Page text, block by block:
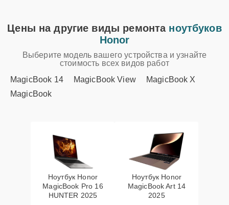
Цены на другие виды ремонта ноутбуков
Honor
Выберите модель вашего устройства и узнайте
стоимость всех видов работ
MagicBook 14
MagicBook View
MagicBook X
MagicBook
Ноутбук Honor
MagicBook Pro 16
HUNTER 2025
Ноутбук Honor
MagicBook Art 14
2025